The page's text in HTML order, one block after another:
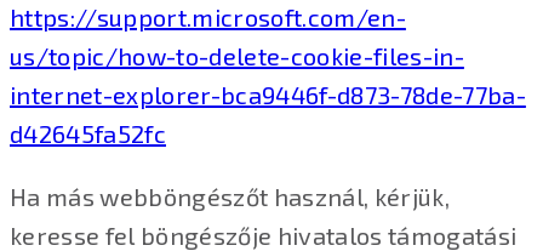
https://support.microsoft.com/en-
us/topic/how-to-delete-cookie-files-in-
internet-explorer-bca9446f-d873-78de-77ba-
d42645fa52fc
Ha más webböngészőt használ, kérjük,
keresse fel böngészője hivatalos támogatási